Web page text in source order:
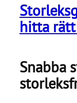
hitta
Snabba